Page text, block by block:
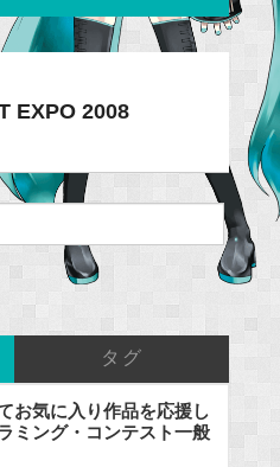
EXPO 2008
タグ
お気に入り作品を応援し
ミング・コンテスト一般